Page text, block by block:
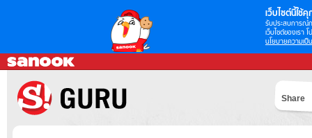
เว็บไซต์นี้ใช้คุ
รับประสบการณ์
เว็บไซต์ของเรา
นโยบายความเป็
Share